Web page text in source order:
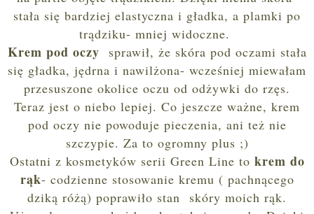
stała się bardziej elastyczna i gładka, a plamki po
trądziku- mniej widoczne.
Krem pod oczy sprawił, że skóra pod oczami stała
się gładka, jędrna i nawilżona- wcześniej miewałam
przesuszone okolice oczu od odżywki do rzęs.
Teraz jest o niebo lepiej. Co jeszcze ważne, krem
pod oczy nie powoduje pieczenia, ani też nie
szczypie. Za to ogromny plus ;)
Ostatni z kosmetyków serii Green Line to krem do
rąk- codzienne stosowanie kremu ( pachnącego
dziką różą) poprawiło stan skóry moich rąk.